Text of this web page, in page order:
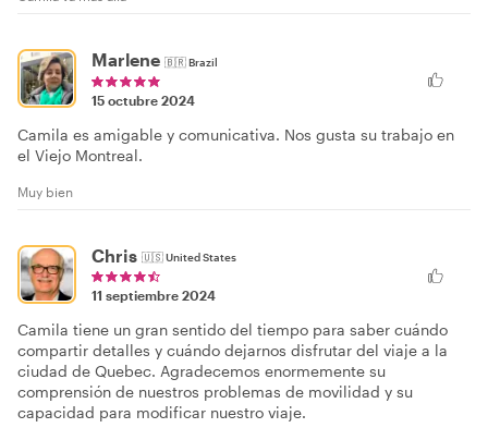
Marlene 🇧🇷Brazil
15 octubre 2024
Camila es amigable y comunicativa. Nos gusta su trabajo en
el Viejo Montreal.
Muy bien
Chris 🇺🇸United States
11 septiembre 2024
Camila tiene un gran sentido del tiempo para saber cuándo
compartir detalles y cuándo dejarnos disfrutar del viaje a la
ciudad de Quebec. Agradecemos enormemente su
comprensión de nuestros problemas de movilidad y su
capacidad para modificar nuestro viaje.